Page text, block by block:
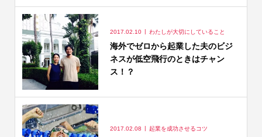
2017.02.10 わたしが大切にしていること
海外でゼロから起業した夫のビジ
ネスが低空飛行のときはチャン
ス！？
2017.02.08 起業を成功させるコツ